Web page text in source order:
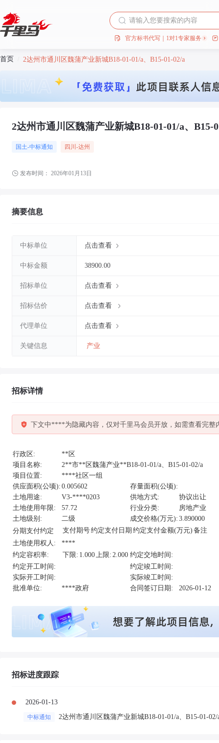
官方标书代写｜1对1专家服务
首页 2达州市通川区魏蒲产业新城B18-01-01/a、B15-01-02/a
2达州市通川区魏蒲产业新城B18-01-01/a、B15-
国土-中标通知 四川 -达州
发布时间： 2026年01月13日
摘要信息
中标单位 点击查看
中标金额 38900.00
招标单位 点击查看
招标估价 点击查看
代理单位 点击查看
关键信息 产业
招标详情
下文中****为隐藏内容，仅对千里马会员开放，如需查看完整
行政区:
**区
项目名称:
2**市**区魏蒲产业**B18-01-01/a、B15-01-02/a
项目位置:
****社区一组
供应面积(公顷): 0.005602
存量面积(公顷):
土地用途:
V3-****0203 供地方式:
协议出让
土地使用年限:
57.72 行业分类:
房地产业
土地级别:
二级 成交价格(万元): 3.890000
分期支付约定
支付期号约定支付日期 约定支付金额(万元) 备注
土地使用权人:
****
约定容积率:
下限: 1.000上限: 2.000 约定交地时间:
约定开工时间:
约定竣工时间:
实际开工时间:
实际竣工时间:
批准单位:
****政府 合同签订日期: 2026-01-12
招标进度跟踪
2026-01-13
中标通知 2达州市通川区魏蒲产业新城B18-01-01/a、B15-01-02/